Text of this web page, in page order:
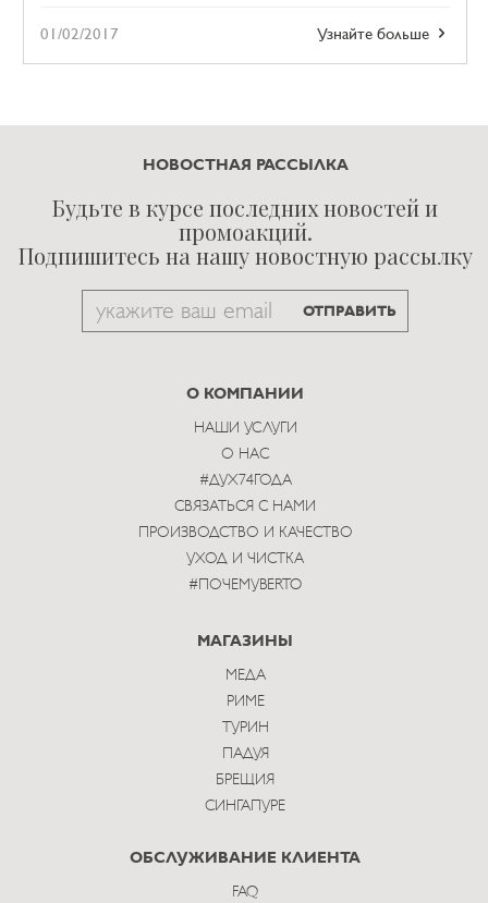
Узнайте больше
01/02/2017
НОВОСТНАЯ РАССЫЛКА
Будьте в курсе последних новостей и
промоакций.
Подпишитесь на нашу новостную рассылку
Email
subscribe
ОТПРАВИТЬ
О КОМПАНИИ
НАШИ УСЛУГИ
О НАС
#ДУХ74ГОДА
СВЯЗАТЬСЯ С НАМИ
ПРОИЗВОДСТВО И КАЧЕСТВО
УХОД И ЧИСТКА
#ПОЧЕМУBERTO
МАГАЗИНЫ
МЕДА
РИМЕ
ТУРИН
ПАДУЯ
БРЕЩИЯ
СИНГАПУРЕ
ОБСЛУЖИВАНИЕ КЛИЕНТА
FAQ